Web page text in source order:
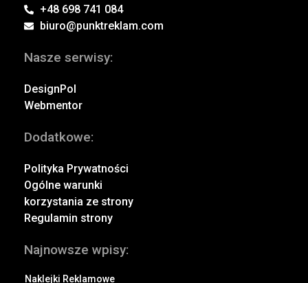
+48 698 741 084
biuro@punktreklam.com
Nasze serwisy:
DesignPol
Webmentor
Dodatkowe:
Polityka Prywatności
Ogólne warunki
korzystania ze strony
Regulamin strony
Najnowsze wpisy:
Naklejki Reklamowe